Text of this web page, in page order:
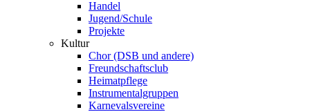
Handel
Jugend/Schule
Projekte
Kultur
Chor (DSB und andere)
Freundschaftsclub
Heimatpflege
Instrumentalgruppen
Karnevalsvereine